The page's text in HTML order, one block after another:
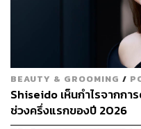
กองบร
BEAUTY & GROOMING /
Shiseido เห็นกำไรจากกา
ช่วงครึ่งแรกของปี 2026